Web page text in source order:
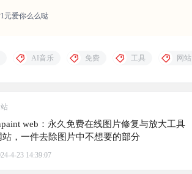
元爱你么么哒
AI音乐 免费 工具 网站
web：永久免费在线图片修复与放大工具
站，一件去除图片中不想要的部分
4-23 14:39:07